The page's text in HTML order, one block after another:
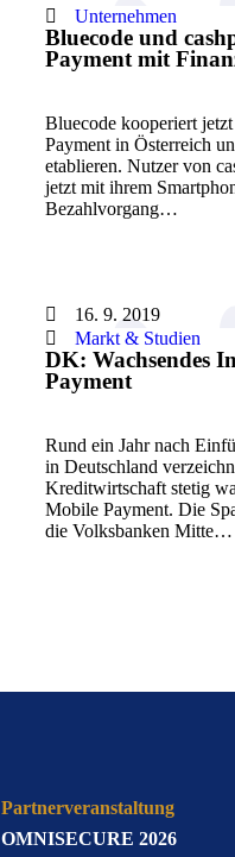
Unternehmen
Bluecode und
Payment mit
Bluecode kooperiert
Payment in Österreich
etablieren. Nutzer von
jetzt mit ihrem
Bezahlvorgang…
16. 9. 2019
Markt & Studien
DK: Wachsendes
Payment
Rund ein Jahr nach
in Deutschland
Kreditwirtschaft stetig
Mobile Payment. Die
die Volksbanken Mitte…
Partnerveranstaltung
OMNISECURE 2026